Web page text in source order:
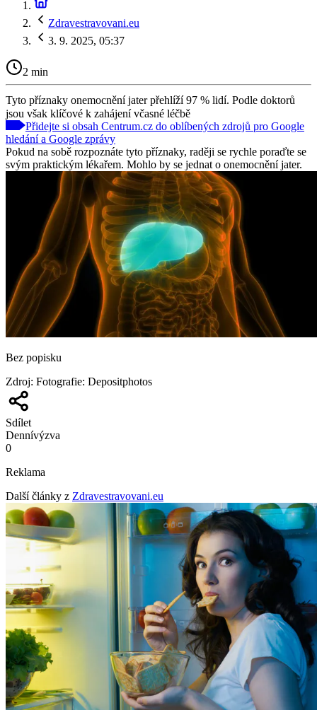
Zdravestravovani.eu
3. 9. 2025, 05:37
2 min
Tyto příznaky onemocnění jater přehlíží 97 % lidí. Podle doktorů
jsou však klíčové k zahájení včasné léčbě
Přidejte si obsah Centrum.cz do oblíbených zdrojů pro Google
hledání a Google zprávy
Pokud na sobě rozpoznáte tyto příznaky, raději se rychle poraďte se
svým praktickým lékařem. Mohlo by se jednat o onemocnění jater.
Bez popisku
Zdroj: Fotografie: Depositphotos
Sdílet
Dennívýzva
0
Reklama
Další články z Zdravestravovani.eu